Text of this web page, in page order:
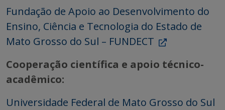
Fundação de Apoio ao Desenvolvimento do
Ensino, Ciência e Tecnologia do Estado de
Mato Grosso do Sul – FUNDECT
Cooperação científica e apoio técnico-
acadêmico:
Universidade Federal de Mato Grosso do Sul